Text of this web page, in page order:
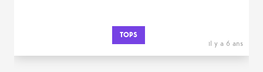
TOPS
il y a 6 ans